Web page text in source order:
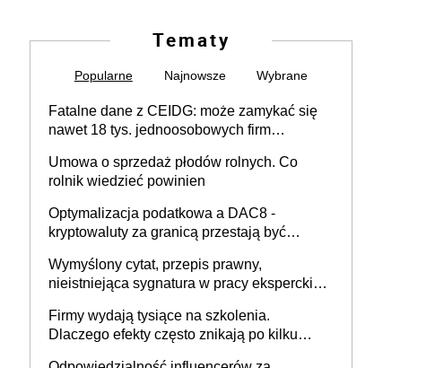
Tematy
Popularne Najnowsze Wybrane
Fatalne dane z CEIDG: może zamykać się
nawet 18 tys. jednoosobowych firm
Umowa o sprzedaż płodów rolnych. Co
rolnik wiedzieć powinien
Optymalizacja podatkowa a DAC8 -
kryptowaluty za granicą przestają być
Wymyślony cytat, przepis prawny,
nieistniejąca sygnatura w pracy eksperckiej -
firmie
Firmy wydają tysiące na szkolenia.
Dlaczego efekty często znikają po kilku